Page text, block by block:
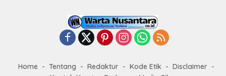
Home Tentang Redaktur Kode Etik
Disclaimer